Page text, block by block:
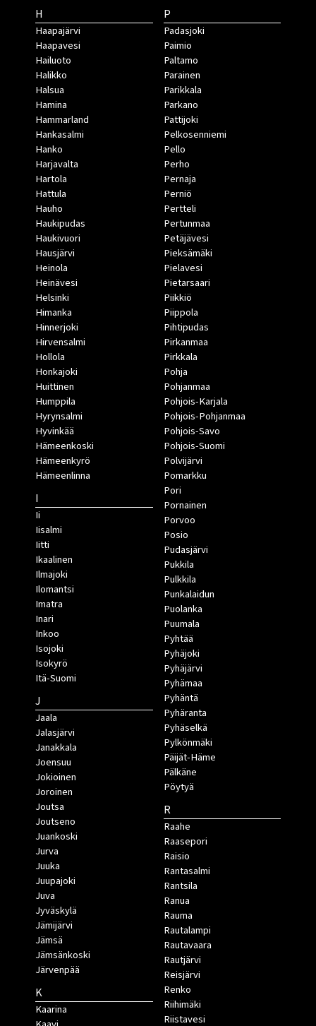
H
Haapajärvi
Haapavesi
Hailuoto
Halikko
Halsua
Hamina
Hammarland
Hankasalmi
Hanko
Harjavalta
Hartola
Hattula
Hauho
Haukipudas
Haukivuori
Hausjärvi
Heinola
Heinävesi
Helsinki
Himanka
Hinnerjoki
Hirvensalmi
Hollola
Honkajoki
Huittinen
Humppila
Hyrynsalmi
Hyvinkää
Hämeenkoski
Hämeenkyrö
Hämeenlinna
I
Ii
Iisalmi
Iitti
Ikaalinen
Ilmajoki
Ilomantsi
Imatra
Inari
Inkoo
Isojoki
Isokyrö
Itä-Suomi
J
Jaala
Jalasjärvi
Janakkala
Joensuu
Jokioinen
Joroinen
Joutsa
Joutseno
Juankoski
Jurva
Juuka
Juupajoki
Juva
Jyväskylä
Jämijärvi
Jämsä
Jämsänkoski
Järvenpää
K
Kaarina
P
Padasjoki
Paimio
Paltamo
Parainen
Parikkala
Parkano
Pattijoki
Pelkosenniemi
Pello
Perho
Pernaja
Perniö
Pertteli
Pertunmaa
Petäjävesi
Pieksämäki
Pielavesi
Pietarsaari
Piikkiö
Piippola
Pihtipudas
Pirkanmaa
Pirkkala
Pohja
Pohjanmaa
Pohjois-Karjala
Pohjois-Pohjanmaa
Pohjois-Savo
Pohjois-Suomi
Polvijärvi
Pomarkku
Pori
Pornainen
Porvoo
Posio
Pudasjärvi
Pukkila
Pulkkila
Punkalaidun
Puolanka
Puumala
Pyhtää
Pyhäjoki
Pyhäjärvi
Pyhämaa
Pyhäntä
Pyhäranta
Pyhäselkä
Pylkönmäki
Päijät-Häme
Pälkäne
Pöytyä
R
Raahe
Raasepori
Raisio
Rantasalmi
Rantsila
Ranua
Rauma
Rautalampi
Rautavaara
Rautjärvi
Reisjärvi
Renko
Riihimäki
Riistavesi